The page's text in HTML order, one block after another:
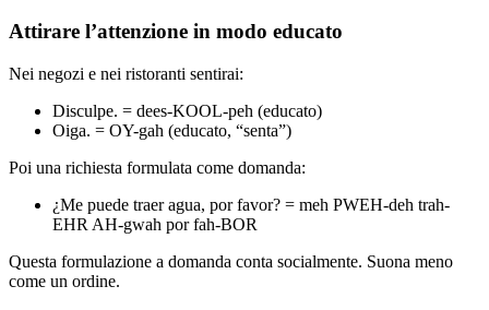
Attirare l’attenzione in modo educato
Nei negozi e nei ristoranti sentirai:
Disculpe. = dees-KOOL-peh (educato)
Oiga. = OY-gah (educato, “senta”)
Poi una richiesta formulata come domanda:
¿Me puede traer agua, por favor? = meh PWEH-deh trah-
EHR AH-gwah por fah-BOR
Questa formulazione a domanda conta socialmente. Suona meno
come un ordine.